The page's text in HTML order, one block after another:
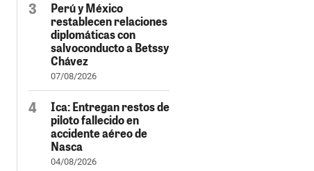
Perú y México
restablecen relaciones
diplomáticas con
salvoconducto a Betssy
Chávez
07/08/2026
Ica: Entregan restos de
piloto fallecido en
accidente aéreo de
Nasca
04/08/2026